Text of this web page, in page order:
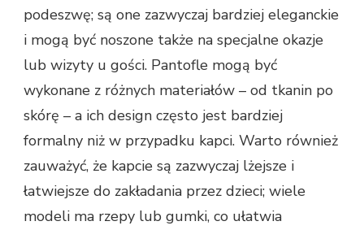
podeszwę; są one zazwyczaj bardziej eleganckie
i mogą być noszone także na specjalne okazje
lub wizyty u gości. Pantofle mogą być
wykonane z różnych materiałów – od tkanin po
skórę – a ich design często jest bardziej
formalny niż w przypadku kapci. Warto również
zauważyć, że kapcie są zazwyczaj lżejsze i
łatwiejsze do zakładania przez dzieci; wiele
modeli ma rzepy lub gumki, co ułatwia